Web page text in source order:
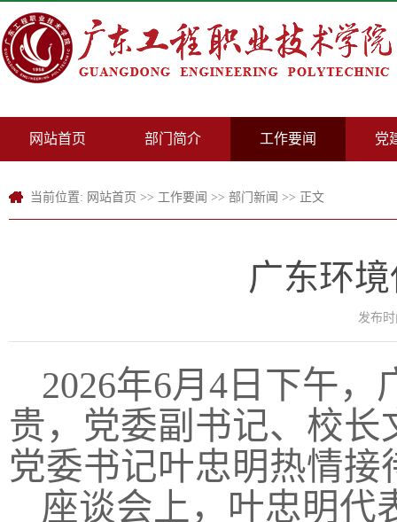
网站首页 部门简介 工作要闻 党
当前位置: 网站首页 >> 工作要闻 >> 部门新闻 >> 正文
广东环
发布时
2026年6月4日下午
贵，党委副书记、校
党委书记叶忠明热情接
座谈会上，叶忠明代